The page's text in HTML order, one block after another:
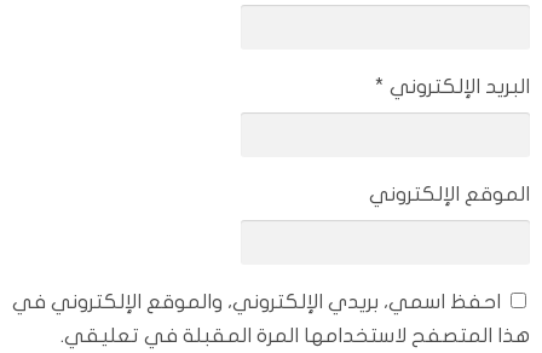
البريد الإلكتروني *
الموقع الإلكتروني
احفظ اسمي، بريدي الإلكتروني، والموقع الإلكتروني في
هذا المتصفح لاستخدامها المرة المقبلة في تعليقي.